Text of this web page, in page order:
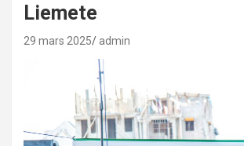
Liemete
29 mars 2025 admin